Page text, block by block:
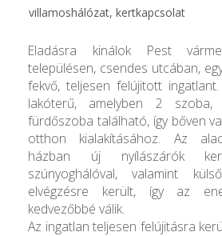
villamoshálózat, kertkapcsolat
Eladásra kinálok Pest
településen, csendes utcában,
fekvő, teljesen felújitott
lakóterű, amelyben 2
fürdőszoba található, így bőven
otthon kialakításához. Az
házban új nyílászárók
szúnyoghálóval, valamint
elvégzésre került, így az
kedvezőbbé válik.
Az ingatlan teljesen felújitásra